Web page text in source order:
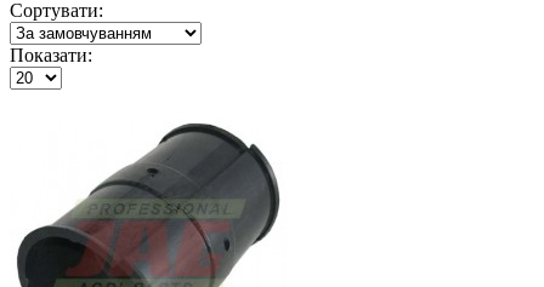
Сортувати:
Показати: